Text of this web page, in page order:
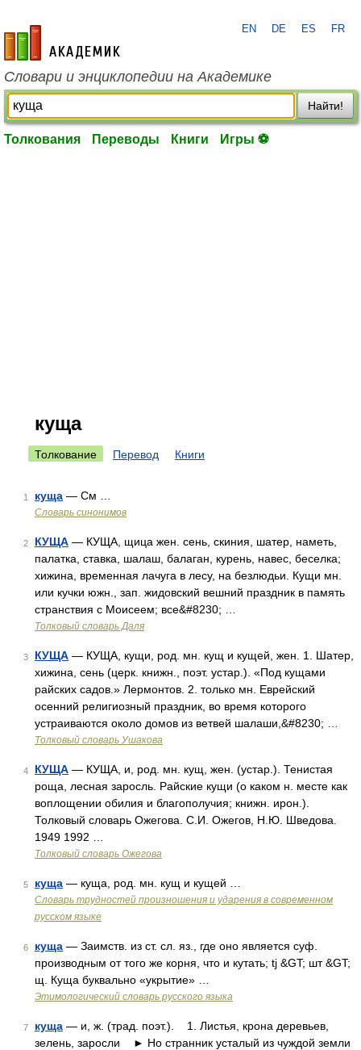
academic.ru
EN DE ES FR
Словари и энциклопедии на Академике
Найти!
Толкования Переводы Книги Игры ⚽
куща
Толкование Перевод Книги
1 куща — См …
Словарь синонимов
2 КУЩА — КУЩА, щица жен. сень, скиния, шатер, наметь,
палатка, ставка, шалаш, балаган, курень, навес, беселка;
хижина, временная лачуга в лесу, на безлюдьи. Кущи мн.
или кучки южн., зап. жидовский вешний праздник в память
странствия с Моисеем; все&#8230; …
Толковый словарь Даля
3 КУЩА — КУЩА, кущи, род. мн. кущ и кущей, жен. 1. Шатер,
хижина, сень (церк. книжн., поэт. устар.). «Под кущами
райских садов.» Лермонтов. 2. только мн. Еврейский
осенний религиозный праздник, во время которого
устраиваются около домов из ветвей шалаши,&#8230; …
Толковый словарь Ушакова
4 КУЩА — КУЩА, и, род. мн. кущ, жен. (устар.). Тенистая
роща, лесная заросль. Райские кущи (о каком н. месте как
воплощении обилия и благополучия; книжн. ирон.).
Толковый словарь Ожегова. С.И. Ожегов, Н.Ю. Шведова.
1949 1992 …
Толковый словарь Ожегова
5 куща — куща, род. мн. кущ и кущей …
Словарь трудностей произношения и ударения в современном
русском языке
6 куща — Заимств. из ст. сл. яз., где оно является суф.
производным от того же корня, что и кутать; tj &GT; шт &GT;
щ. Куща буквально «укрытие» …
Этимологический словарь русского языка
7 куща — и, ж. (трад. поэт.). 1. Листья, крона деревьев,
зелень, заросли ► Но странник усталый из чуждой земли